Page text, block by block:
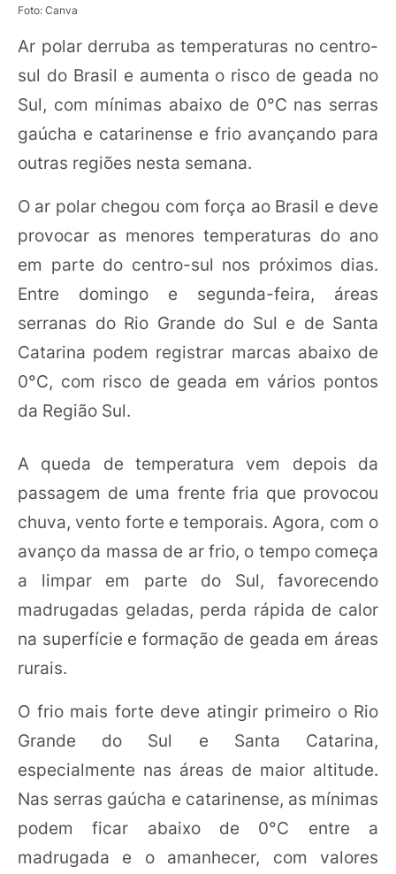
Foto: Canva
Ar polar derruba as temperaturas no centro-
sul do Brasil e aumenta o risco de geada no
Sul, com mínimas abaixo de 0°C nas serras
gaúcha e catarinense e frio avançando para
outras regiões nesta semana.
O ar polar chegou com força ao Brasil e deve
provocar as menores temperaturas do ano
em parte do centro-sul nos próximos dias.
Entre domingo e segunda-feira, áreas
serranas do Rio Grande do Sul e de Santa
Catarina podem registrar marcas abaixo de
0°C, com risco de geada em vários pontos
da Região Sul.
A queda de temperatura vem depois da
passagem de uma frente fria que provocou
chuva, vento forte e temporais. Agora, com o
avanço da massa de ar frio, o tempo começa
a limpar em parte do Sul, favorecendo
madrugadas geladas, perda rápida de calor
na superfície e formação de geada em áreas
rurais.
O frio mais forte deve atingir primeiro o Rio
Grande do Sul e Santa Catarina,
especialmente nas áreas de maior altitude.
Nas serras gaúcha e catarinense, as mínimas
podem ficar abaixo de 0°C entre a
madrugada e o amanhecer, com valores